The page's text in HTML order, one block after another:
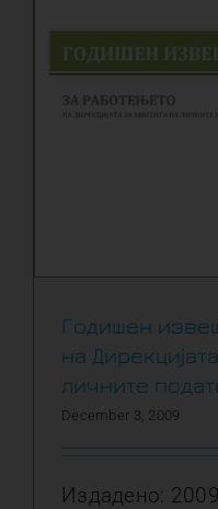
Годишен
на
личните
December 3, 2009
Издадено: